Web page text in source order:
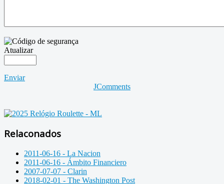
Atualizar
Enviar
JComments
Relaconados
2011-06-16 - La Nacion
2011-06-16 - Ámbito Financiero
2007-07-07 - Clarin
2018-02-01 - The Washington Post